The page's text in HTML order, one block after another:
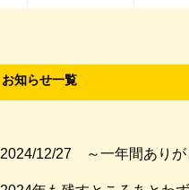
お知らせ一覧
2024/12/27 ～一年間ありが